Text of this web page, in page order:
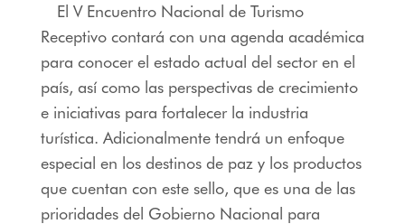
El V Encuentro Nacional de Turismo
Receptivo contará con una agenda académica
para conocer el estado actual del sector en el
país, así como las perspectivas de crecimiento
e iniciativas para fortalecer la industria
turística. Adicionalmente tendrá un enfoque
especial en los destinos de paz y los productos
que cuentan con este sello, que es una de las
prioridades del Gobierno Nacional para